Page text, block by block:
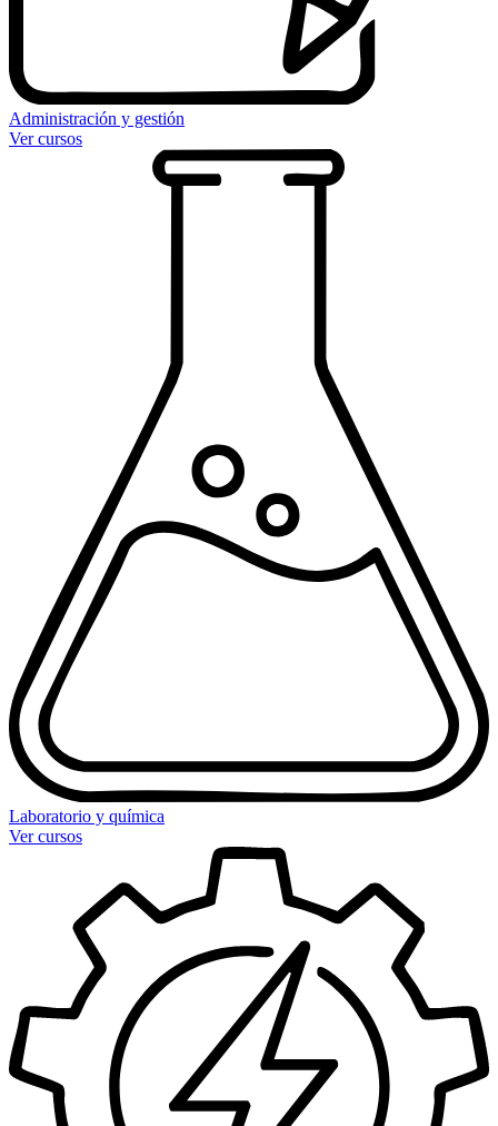
Administración y gestión
Ver cursos
Laboratorio y química
Ver cursos